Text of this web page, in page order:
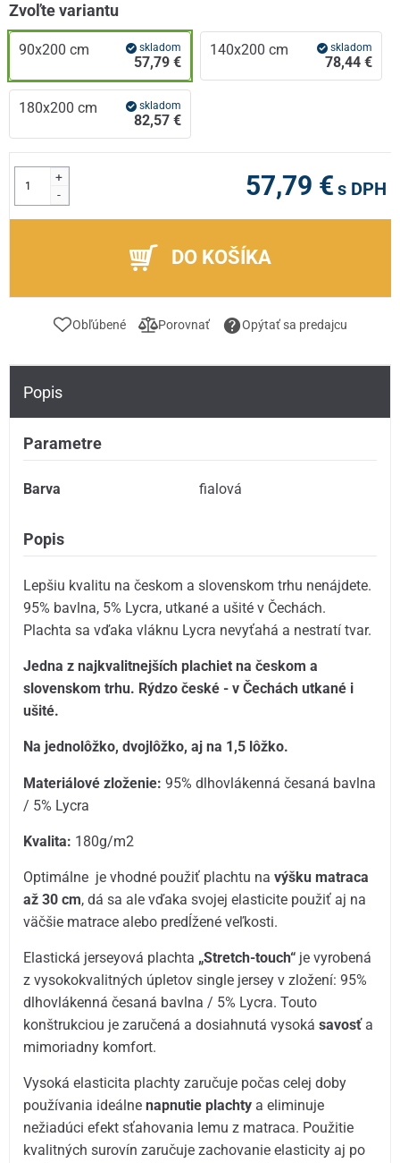
Zvoľte variantu
90x200 cm skladom
57,79 €
140x200 cm skladom
78,44 €
180x200 cm skladom
82,57 €
+
-
57,79 € s DPH
DO KOŠÍKA
Obľúbené Porovnať Opýtať sa predajcu
Popis
Parametre
Barva fialová
Popis
Lepšiu kvalitu na českom a slovenskom trhu nenájdete.
95% bavlna, 5% Lycra, utkané a ušité v Čechách.
Plachta sa vďaka vláknu Lycra nevyťahá a nestratí tvar.
Jedna z najkvalitnejších plachiet na českom a
slovenskom trhu. Rýdzo české - v Čechách utkané i
ušité.
Na jednolôžko, dvojlôžko, aj na 1,5 lôžko.
Materiálové zloženie:95% dlhovlákenná česaná bavlna
/ 5% Lycra
Kvalita: 180g/m2
Optimálne je vhodné použiť plachtu navýšku matraca
až 30 cm, dá sa ale vďaka svojej elasticite použiť aj na
väčšie matrace alebo predĺžené veľkosti.
Elastická jerseyová plachta „Stretch-touch“ je vyrobená
z vysokokvalitných úpletov single jersey v zložení: 95%
dlhovlákenná česaná bavlna / 5% Lycra. Touto
konštrukciou je zaručená a dosiahnutá vysokásavosťa
mimoriadny komfort.
Vysoká elasticita plachty zaručuje počas celej doby
používania ideálnenapnutie plachty a eliminuje
nežiadúci efekt sťahovania lemu z matraca. Použitie
kvalitných surovín zaručuje zachovanie elasticity aj po